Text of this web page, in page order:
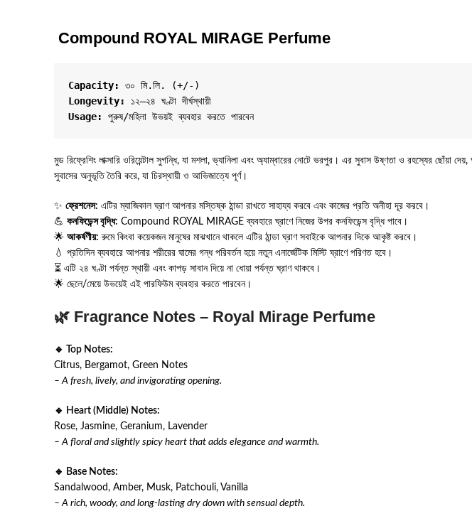
Compound ROYAL MIRAGE Perfume
Capacity:
৩০ মি.লি. (+/-)
Longevity:
১২–২৪ ঘণ্টা দীর্ঘস্থায়ী
Usage:
মুড রিফ্রেশিং লাক্সারি ওরিয়েন্টাল সুগন্ধি, যা মশলা, ভ্যানিলা এবং অ্যাম্বারের নোটে ভরপুর। এর সুবাস উষ্ণতা ও রহস্যের ছোঁয়া
সুবাসের অনুভূতি তৈরি করে, যা চিরস্থায়ী ও আভিজাত্যে পূর্ণ।
✨ ফ্রেশনেস: এটির ম্যাজিকাল ঘ্রাণ আপনার মস্তিষ্ক ঠান্ডা রাখতে সাহায্য করবে এবং কাজের প্রতি অনীহা দূর করবে।
💪 কনফিডেন্স বৃদ্ধি: Compound ROYAL MIRAGE ব্যবহারে ঘ্রাণে নিজের উপর কনফিডেন্স বৃদ্ধি পাবে।
🌟 আকর্ষণীয়: রুমে কিংবা কয়েকজন মানুষের মাঝখানে থাকলে এটির ঠান্ডা ঘ্রাণ সবাইকে আপনার দিকে আকৃষ্ট করবে।
💧 প্রতিদিন ব্যবহারে আপনার শরীরের ঘামের গন্ধ পরিবর্তন হয়ে নতুন এনার্জেটিক মিস্টি ঘ্রাণে পরিণত হবে।
⏳ এটি ২৪ ঘণ্টা পর্যন্ত স্থায়ী এবং কাপড় সাবান দিয়ে না ধোয়া পর্যন্ত ঘ্রাণ থাকবে।
🌟 ছেলে/মেয়ে উভয়েই এই পারফিউম ব্যবহার করতে পারবেন।
🌿 Fragrance Notes – Royal Mirage Perfume
🔹 Top Notes:
Citrus, Bergamot, Green Notes
– A fresh, lively, and invigorating opening.
🔹 Heart (Middle) Notes:
Rose, Jasmine, Geranium, Lavender
– A floral and slightly spicy heart that adds elegance and warmth.
🔹 Base Notes:
Sandalwood, Amber, Musk, Patchouli, Vanilla
– A rich, woody, and long-lasting dry down with sensual depth.